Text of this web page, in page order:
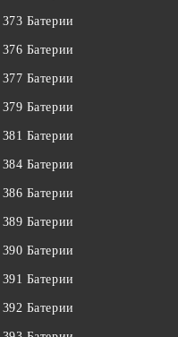
373 Батерии
376 Батерии
377 Батерии
379 Батерии
381 Батерии
384 Батерии
386 Батерии
389 Батерии
390 Батерии
391 Батерии
392 Батерии